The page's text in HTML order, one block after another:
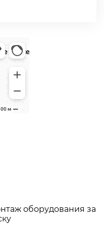
оборудования за